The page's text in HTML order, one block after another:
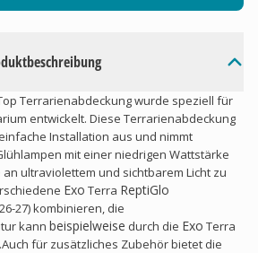
Terrarienabdeckung wurde speziell für
entwickelt. Diese Terrarienabdeckung
Installation aus und nimmt
mit einer niedrigen Wattstärke
ultraviolettem und sichtbarem Licht zu
Exo Terra ReptiGlo
27) kombinieren, die
kann beispielweise durch die Exo Terra
Auch für zusätzliches Zubehör bietet die